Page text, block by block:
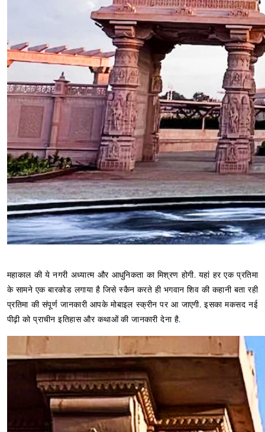
महाकाल की ये नगरी अध्यात्म और आधुनिकता का मिश्रण होगी. यहां हर एक प्रतिमा
के सामने एक बारकोड लगाया है जिसे स्कैन करते ही भगवान शिव की कहानी बता रही
प्रतिमा की संपूर्ण जानकारी आपके मोबाइल स्क्रीन पर आ जाएगी. इसका मकसद नई
पीढ़ी को प्राचीन इतिहास और कथाओं की जानकारी देना है.